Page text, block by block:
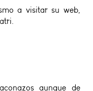
a visitar su web,
aunque de